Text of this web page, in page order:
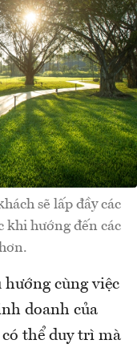
sẽ lấp đầy các
khi hướng đến các
cùng việc
doanh của
thể duy trì mà